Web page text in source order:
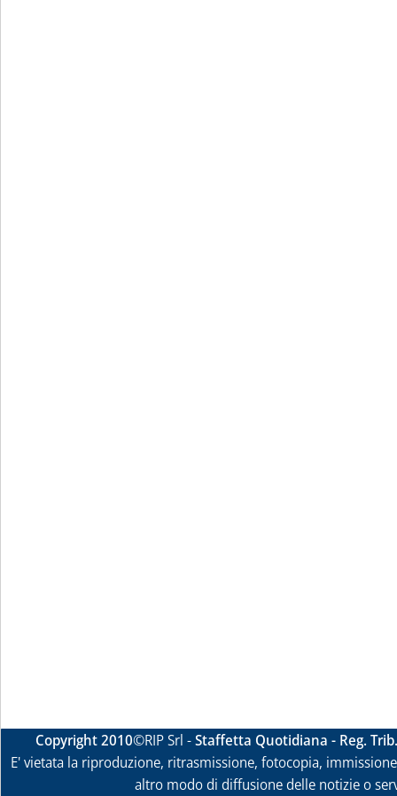
Copyright 2010©RIP Srl -Staffetta Quotidiana - Reg.
E' vietata la riproduzione, ritrasmissione, fotocopia,
altro modo di diffusione delle notizie o